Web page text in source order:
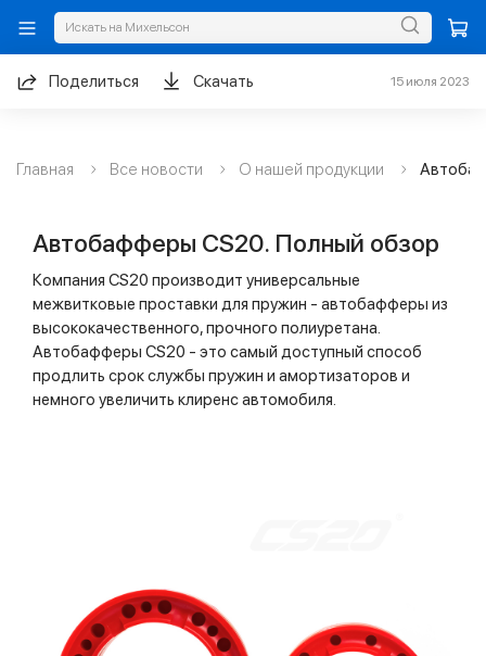
Главная Все новости О нашей продукции
Поделиться Скачать 15 июля 2023
Автобафферы CS20. Полный обзор
Компания CS20 производит универсальные
межвитковые проставки для пружин - автобафферы из
высококачественного, прочного полиуретана.
Автобафферы CS20 - это самый доступный способ
продлить срок службы пружин и амортизаторов и
немного увеличить клиренс автомобиля.